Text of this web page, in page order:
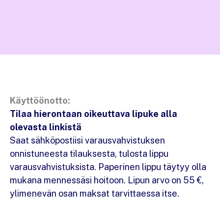
Käyttöönotto:
Tilaa hierontaan oikeuttava lipuke alla
olevasta linkistä
Saat sähköpostiisi varausvahvistuksen
onnistuneesta tilauksesta, tulosta lippu
varausvahvistuksista. Paperinen lippu täytyy olla
mukana mennessäsi hoitoon. Lipun arvo on 55 €,
ylimenevän osan maksat tarvittaessa itse.